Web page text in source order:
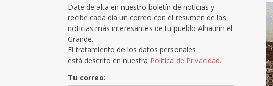
Date de alta en nuestro boletín de noticias y
recibe cada día un correo con el resumen de las
noticias más interesantes de tu pueblo Alhaurín el
Grande.
El tratamiento de los datos personales
está descrito en nuestra Política de Privacidad.
Tu correo: